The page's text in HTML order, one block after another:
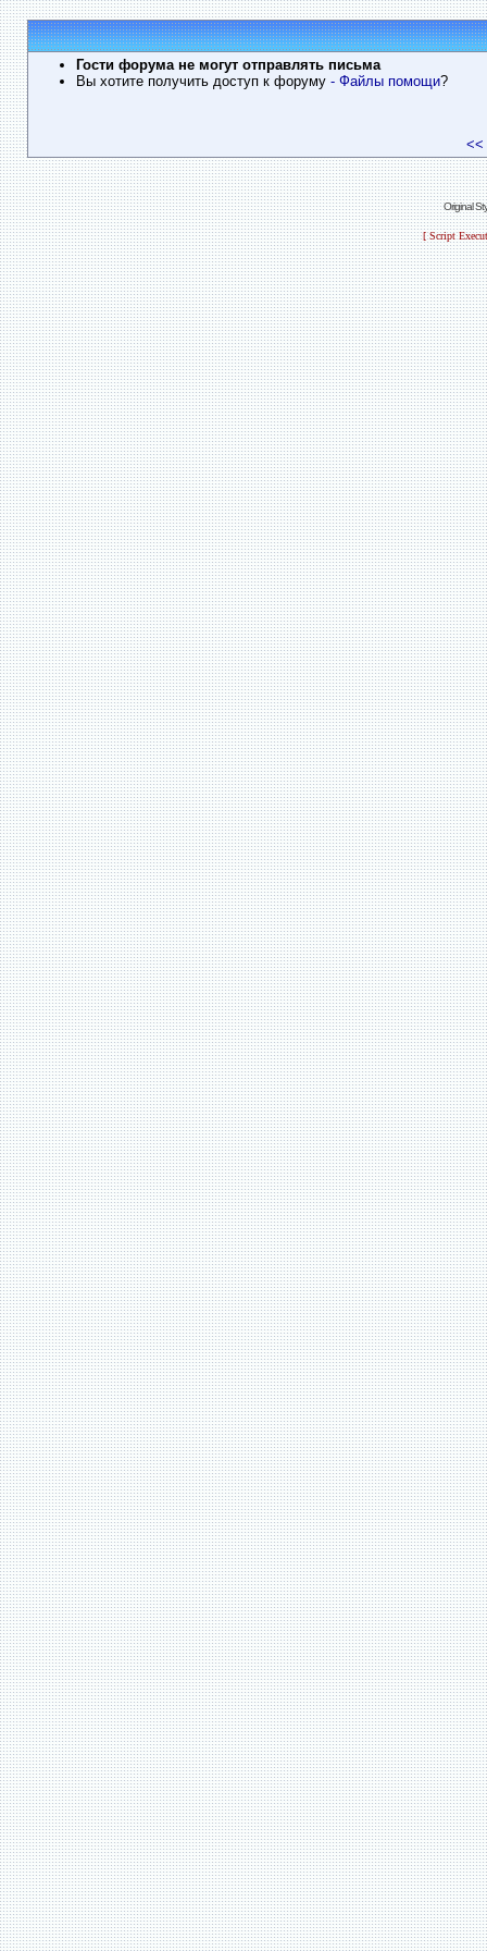
Гости форума не могут отправлять письма
Вы хотите получить доступ к форуму - Файлы помощи?
<<
Original
[ Script